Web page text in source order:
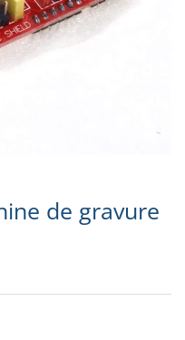
de gravure